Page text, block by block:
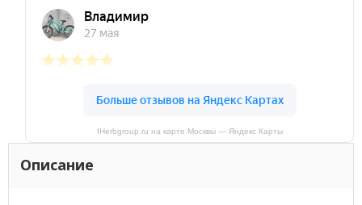
IHerbgroup.ru на карте Москвы — Яндекс Карты
Описание